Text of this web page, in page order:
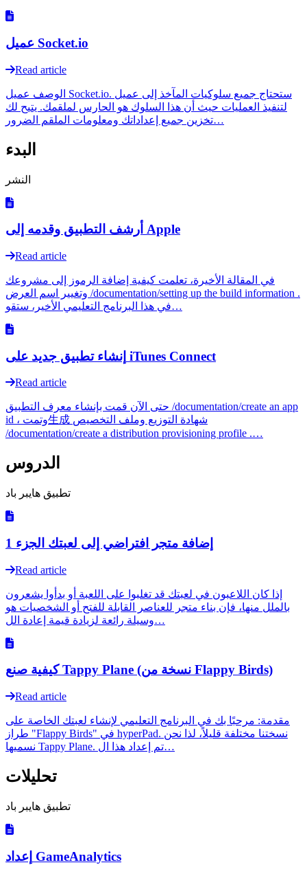
عميل Socket.io
Read article
الوصف عميل Socket.io. ستحتاج جميع سلوكيات المآخذ إلى عميل
لتنفيذ العمليات حيث أن هذا السلوك هو الحارس لملقمك. يتيح لك
تخزين جميع إعداداتك ومعلومات الملقم الضرور…
البدء
النشر
أرشف التطبيق وقدمه إلى Apple
Read article
في المقالة الأخيرة، تعلمت كيفية إضافة الرموز إلى مشروعك
وتغيير اسم العرض /documentation/setting up the build information .
في هذا البرنامج التعليمي الأخير، ستقو…
إنشاء تطبيق جديد على iTunes Connect
Read article
حتى الآن قمت بإنشاء معرف التطبيق /documentation/create an app
id ، وتمت生成 شهادة التوزيع وملف التخصيص
/documentation/create a distribution provisioning profile .…
الدروس
تطبيق هايبر باد
إضافة متجر افتراضي إلى لعبتك الجزء 1
Read article
إذا كان اللاعبون في لعبتك قد تغلبوا على اللعبة أو بدأوا يشعرون
بالملل منها، فإن بناء متجر للعناصر القابلة للفتح أو الشخصيات هو
وسيلة رائعة لزيادة قيمة إعادة الل…
كيفية صنع Tappy Plane (نسخة من Flappy Birds)
Read article
مقدمة: مرحبًا بك في البرنامج التعليمي لإنشاء لعبتك الخاصة على
طراز "Flappy Birds" في hyperPad. نسختنا مختلفة قليلاً، لذا نحن
نسميها Tappy Plane. تم إعداد هذا ال…
تحليلات
تطبيق هايبر باد
إعداد GameAnalytics